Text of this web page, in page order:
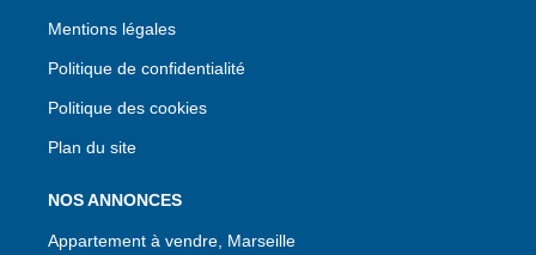
Mentions légales
Politique de confidentialité
Politique des cookies
Plan du site
NOS ANNONCES
Appartement à vendre, Marseille